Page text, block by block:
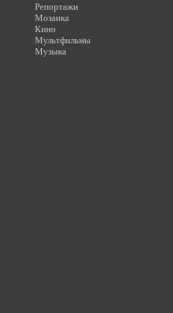
Репортажи
Мозаика
Кино
Мультфильмы
Музыка